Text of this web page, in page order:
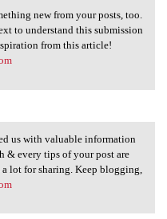
new
new from your posts, too.
to understand this submission
from this article!
us with
us with valuable information
& every tips of your post are
a lot for sharing. Keep blogging,